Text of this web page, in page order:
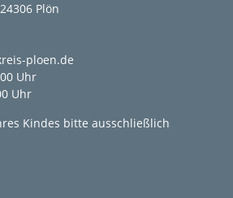
Plön
ploen.de
Uhr
Uhr
Kindes bitte ausschließlich